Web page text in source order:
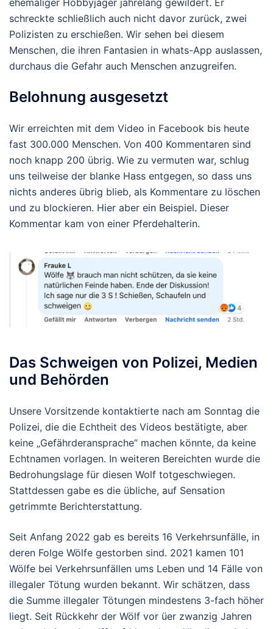
ehemaliger Hobbyjäger jahrelang gewildert. Er
schreckte schließlich auch nicht davor zurück, zwei
Polizisten zu erschießen. Wir sehen bei diesem
Menschen, die ihren Fantasien in whats-App auslassen,
durchaus die Gefahr auch Menschen anzugreifen.
Belohnung ausgesetzt
Wir erreichten mit dem Video in Facebook bis heute
fast 300.000 Menschen. Von 400 Kommentaren sind
noch knapp 200 übrig. Wie zu vermuten war, schlug
uns teilweise der blanke Hass entgegen, so dass uns
nichts anderes übrig blieb, als Kommentare zu löschen
und zu blockieren. Hier aber ein Beispiel. Dieser
Kommentar kam von einer Pferdehalterin.
Das Schweigen von Polizei, Medien
und Behörden
Unsere Vorsitzende kontaktierte nach am Sonntag die
Polizei, die die Echtheit des Videos bestätigte, aber
keine „Gefährderansprache“ machen könnte, da keine
Echtnamen vorlagen. In weiteren Bereichten wurde die
Bedrohungslage für diesen Wolf totgeschwiegen.
Stattdessen gabe es die übliche, auf Sensation
getrimmte Berichterstattung.
Seit Anfang 2022 gab es bereits 16 Verkehrsunfälle, in
deren Folge Wölfe gestorben sind. 2021 kamen 101
Wölfe bei Verkehrsunfällen ums Leben und 14 Fälle von
illegaler Tötung wurden bekannt. Wir schätzen, dass
die Summe illegaler Tötungen mindestens 3-fach höher
liegt. Seit Rückkehr der Wölf vor üer zwanzig Jahren